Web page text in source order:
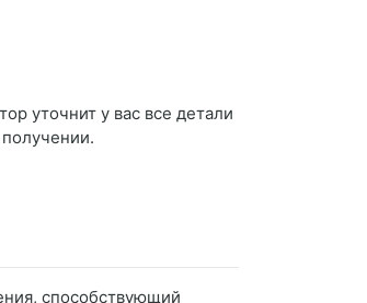
уточнит у вас все детали
способствующий